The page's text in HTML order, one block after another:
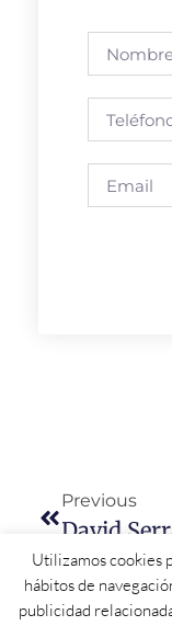
Previous
Utilizamos cookies
hábitos de
publicidad